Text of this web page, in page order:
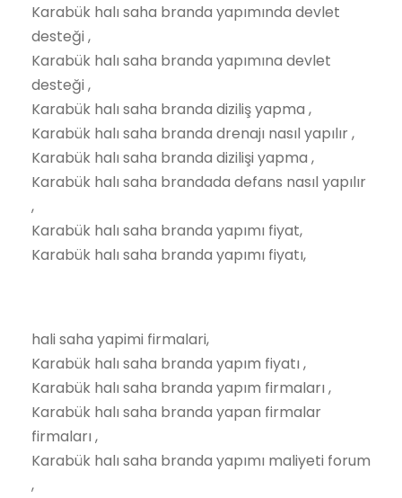
Karabük halı saha branda yapımında devlet
desteği ,
Karabük halı saha branda yapımına devlet
desteği ,
Karabük halı saha branda diziliş yapma ,
Karabük halı saha branda drenajı nasıl yapılır ,
Karabük halı saha branda dizilişi yapma ,
Karabük halı saha brandada defans nasıl yapılır
,
Karabük halı saha branda yapımı fiyat,
Karabük halı saha branda yapımı fiyatı,
hali saha yapimi firmalari,
Karabük halı saha branda yapım fiyatı ,
Karabük halı saha branda yapım firmaları ,
Karabük halı saha branda yapan firmalar
firmaları ,
Karabük halı saha branda yapımı maliyeti forum
,